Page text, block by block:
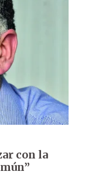
con la